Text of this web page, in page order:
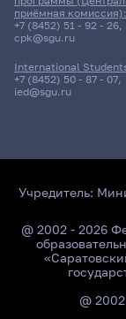
приёмная комиссия):
+7 (8452) 51 - 92 - 26,
cpk@sgu.ru
International
+7 (8452) 50 - 87 - 07,
ied@sgu.ru
Учредитель:
@ 2002 - 2026
@